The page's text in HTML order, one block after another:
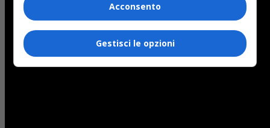
Acconsento
Gestisci le opzioni